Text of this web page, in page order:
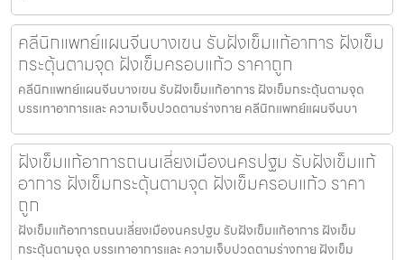
คลีนิกแพทย์แผนจีนบางเขน รับฝังเข็มแก้อาการ ฝังเข็ม
กระตุ้นตามจุด ฝังเข็มครอบแก้ว ราคาถูก
คลีนิกแพทย์แผนจีนบางเขน รับฝังเข็มแก้อาการ ฝังเข็มกระตุ้นตามจุด
บรรเทาอาการและ ความเจ็บปวดตามร่างกาย คลีนิกแพทย์แผนจีนบา
ฝังเข็มแก้อาการถนนเลี่ยงเมืองนครปฐม รับฝังเข็มแก้
อาการ ฝังเข็มกระตุ้นตามจุด ฝังเข็มครอบแก้ว ราคา
ถูก
ฝังเข็มแก้อาการถนนเลี่ยงเมืองนครปฐม รับฝังเข็มแก้อาการ ฝังเข็ม
กระตุ้นตามจุด บรรเทาอาการและ ความเจ็บปวดตามร่างกาย ฝังเข็ม